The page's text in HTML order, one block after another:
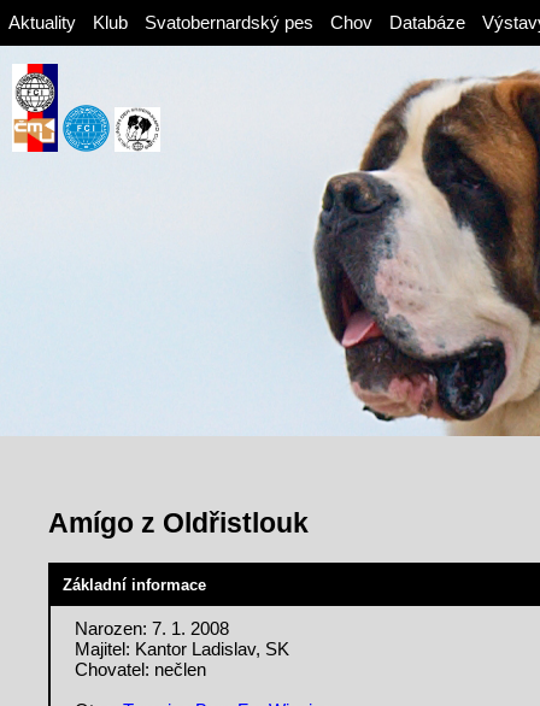
Aktuality Klub Svatobernardský pes Chov Databáze
Amígo z Oldřistlouk
Základní informace
Narozen: 7. 1. 2008
Majitel: Kantor Ladislav, SK
Chovatel: nečlen